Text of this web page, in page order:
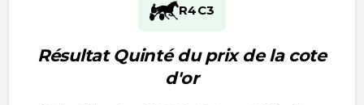
R4C3
Résultat Quinté du prix de la cote
d'or